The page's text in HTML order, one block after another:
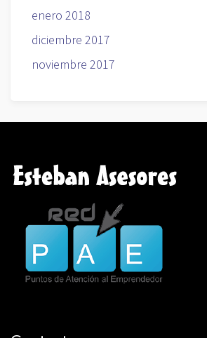
enero 2018
diciembre 2017
noviembre 2017